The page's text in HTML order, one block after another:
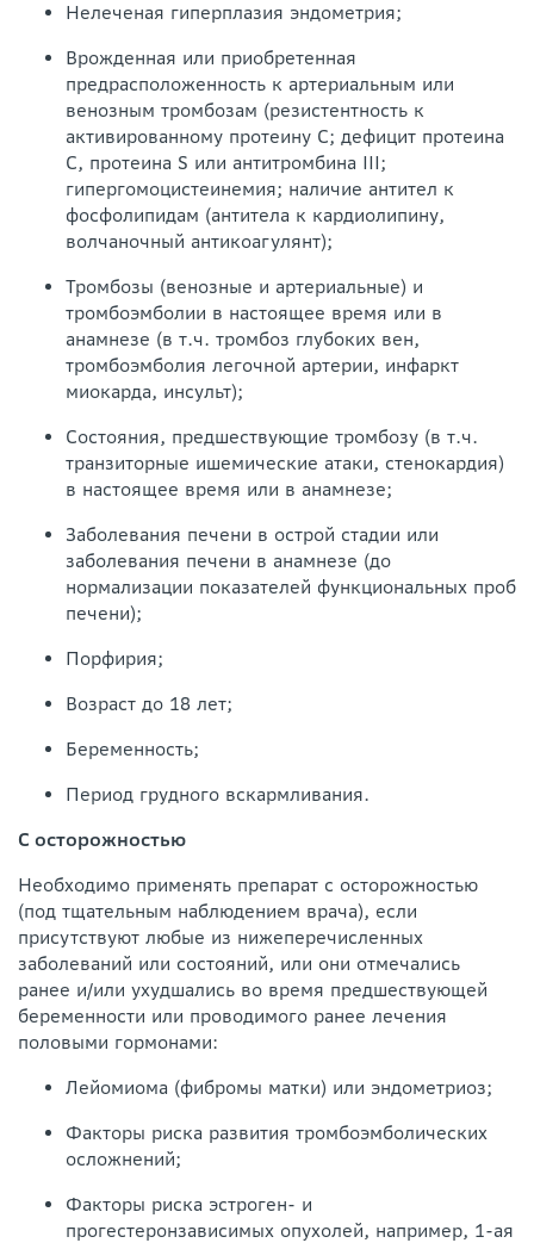
Нелеченая гиперплазия эндометрия;
Врожденная или приобретенная
предрасположенность к артериальным или
венозным тромбозам (резистентность к
активированному протеину С; дефицит протеина
С, протеина S или антитромбина III;
гипергомоцистеинемия; наличие антител к
фосфолипидам (антитела к кардиолипину,
волчаночный антикоагулянт);
Тромбозы (венозные и артериальные) и
тромбоэмболии в настоящее время или в
анамнезе (в т.ч. тромбоз глубоких вен,
тромбоэмболия легочной артерии, инфаркт
миокарда, инсульт);
Состояния, предшествующие тромбозу (в т.ч.
транзиторные ишемические атаки, стенокардия)
в настоящее время или в анамнезе;
Заболевания печени в острой стадии или
заболевания печени в анамнезе (до
нормализации показателей функциональных проб
печени);
Порфирия;
Возраст до 18 лет;
Беременность;
Период грудного вскармливания.
С осторожностью
Необходимо применять препарат с осторожностью
(под тщательным наблюдением врача), если
присутствуют любые из нижеперечисленных
заболеваний или состояний, или они отмечались
ранее и/или ухудшались во время предшествующей
беременности или проводимого ранее лечения
половыми гормонами:
Лейомиома (фибромы матки) или эндометриоз;
Факторы риска развития тромбоэмболических
осложнений;
Факторы риска эстроген- и
прогестеронзависимых опухолей, например, 1-ая